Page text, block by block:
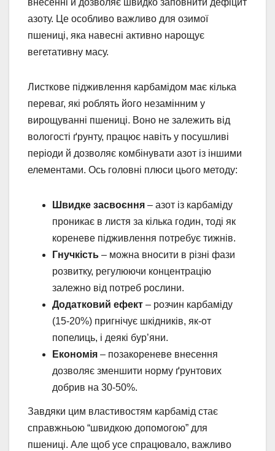
азоту. Це особливо важливо для озимої
пшениці, яка навесні активно нарощує
вегетативну масу.
Листкове підживлення карбамідом має кілька
переваг, які роблять його незамінним у
вирощуванні пшениці. Воно не залежить від
вологості ґрунту, працює навіть у посушливі
періоди й дозволяє комбінувати азот із іншими
елементами. Ось головні плюси цього методу:
Швидке засвоєння – азот із карбаміду
проникає в листя за кілька годин, тоді як
кореневе підживлення потребує тижнів.
Гнучкість – можна вносити в різні фази
розвитку, регулюючи концентрацію
залежно від потреб рослини.
Додатковий ефект – розчин карбаміду
(15-20%) пригнічує шкідників, як-от
попелиць, і деякі бур’яни.
Економія – позакореневе внесення
дозволяє зменшити норму ґрунтових
добрив на 30-50%.
Завдяки цим властивостям карбамід стає
справжньою “швидкою допомогою” для
пшениці. Але щоб усе спрацювало, важливо